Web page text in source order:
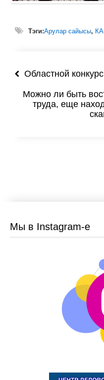
Опыт ДО
Молодежное
Тэги:Арулар сайысы,
Областной
Можно ли быть
труда, еще
Мы в Instagram-e